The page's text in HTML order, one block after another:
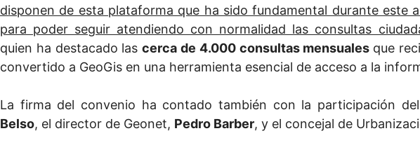
disponen de esta plataforma que ha sido fundamental durante este
para poder seguir atendiendo con normalidad las consultas
quien ha destacado lascerca de 4.000 consultas mensuales que
convertido a GeoGis en una herramienta esencial de acceso a la
La firma del convenio ha contado también con la participación
Belso, el director de Geonet, Pedro Barber, y el concejal de